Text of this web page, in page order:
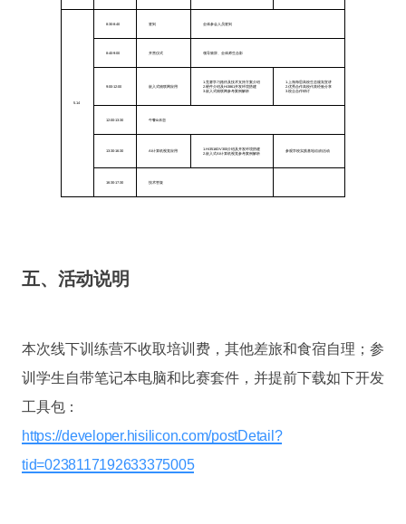
5.14
8:30-8:40 签到 全体参会人员签到
8:40-9:00 开营仪式 领导致辞、全体师生合影
9:00-12:00 嵌入式物联网应用
1.竞赛学习路径及技术支持方案介绍
2.硬件介绍及Hi3861开发环境搭建
3.嵌入式物联网参考案例解析
1.上海海思高校生态规划宣讲
2.优秀合作高校代表经验分享
3.校企合作研讨
12:00-13:30 午餐&休息
13:30-16:30 AI计算机视觉应用
1.Hi3516DV300介绍及开发环境搭建
2.嵌入式AI计算机视觉参考案例解析
参观学校实践基地/自由活动
16:30-17:30 技术答疑
五、活动说明
本次线下训练营不收取培训费，其他差旅和食宿自理；参
训学生自带笔记本电脑和比赛套件，并提前下载如下开发
工具包：
https://developer.hisilicon.com/postDetail?
tid=0238117192633375005